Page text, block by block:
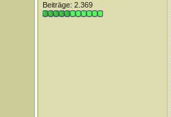
Beiträge: 2.369